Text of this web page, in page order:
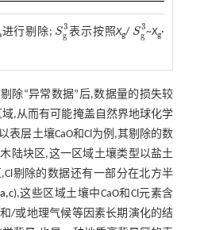
进行剔除; S3
g
Sg3表示按照Xg/ S3
g
Sg3~Xg·
除“异常数据”后,数据量的损失较
,从而有可能掩盖自然界地球化学
表层土壤CaO和Cl为例,其剔除的数
陆块区,这一区域土壤类型以盐土
剔除的数据还有一部分在北方半
),这些区域土壤中CaO和Cl元素含
/或地理气候等因素长期演化的结